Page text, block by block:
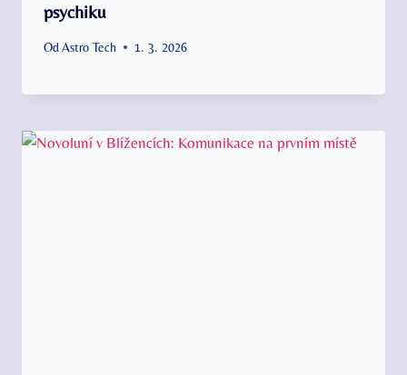
psychiku
Od Astro Tech 1. 3. 2026